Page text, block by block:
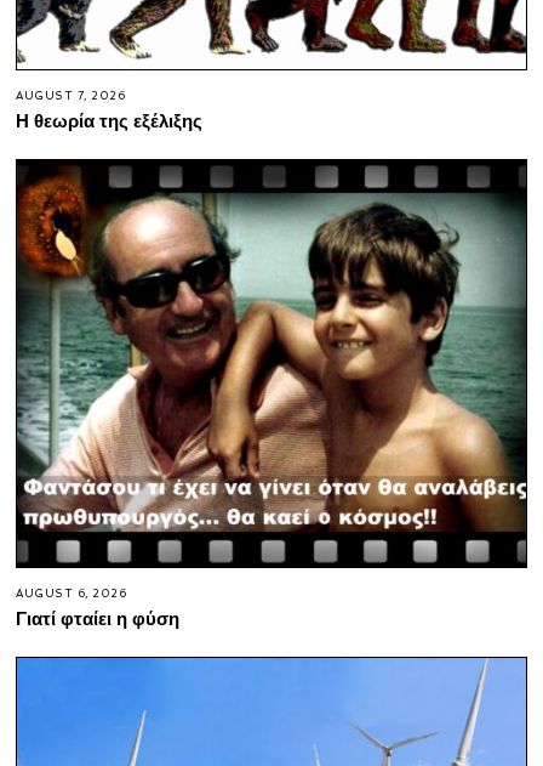
AUGUST 7, 2026
Η θεωρία της εξέλιξης
AUGUST 6, 2026
Γιατί φταίει η φύση